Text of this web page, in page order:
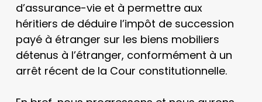
d’assurance-vie et à permettre aux
héritiers de déduire l’impôt de succession
payé à étranger sur les biens mobiliers
détenus à l’étranger, conformément à un
arrêt récent de la Cour constitutionnelle.